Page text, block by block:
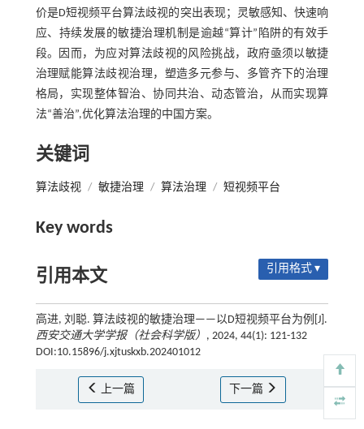
价是D短视频平台算法歧视的突出表现；灵敏感知、快速响
应、持续发展的敏捷治理机制是逾越“算计”陷阱的有效手
段。因而，为应对算法歧视的风险挑战，政府亟须以敏捷
治理赋能算法歧视治理，塑造多元参与、多管齐下的治理
格局，实现整体智治、协同共治、动态管治，从而实现算
法“善治”,优化算法治理的中国方案。
关键词
算法歧视 / 敏捷治理 / 算法治理 / 短视频平台
Key words
引用本文 引用格式 ▾
高进, 刘聪. 算法歧视的敏捷治理——以D短视频平台为例[J].
西安交通大学学报（社会科学版） , 2024, 44(1): 121-132
DOI:10.15896/j.xjtuskxb.202401012
上一篇 下一篇